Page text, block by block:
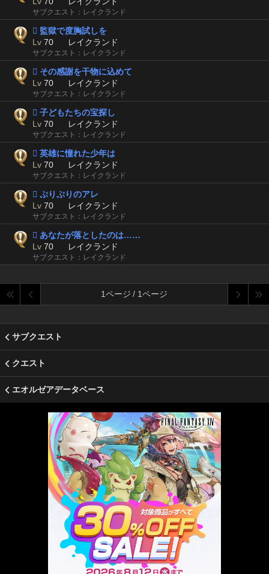
サブクエスト：レイクランド
 監獄で度胸試しを
Lv 70 レイクランド
サブクエスト：レイクランド
 その感謝を干物に込めて
Lv 70 レイクランド
サブクエスト：レイクランド
 子どもたちの宝探し
Lv 70 レイクランド
サブクエスト：レイクランド
 英雄に憧れた少年は
Lv 70 レイクランド
サブクエスト：レイクランド
 ぷりぷりのアレ
Lv 70 レイクランド
サブクエスト：レイクランド
 あなたが落としたのは……
Lv 70 レイクランド
サブクエスト：レイクランド
1ページ / 1ページ
サブクエスト
クエスト
エオルゼアデータベース